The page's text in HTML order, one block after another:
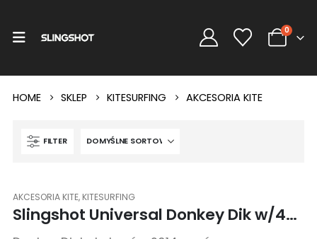
0
HOME SKLEP KITESURFING AKCESORIA KITE
FILTER
AKCESORIA KITE, KITESURFING
Slingshot Universal Donkey Dik w/4mm Screw